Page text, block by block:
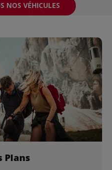
NOS VÉHICULES
Plans